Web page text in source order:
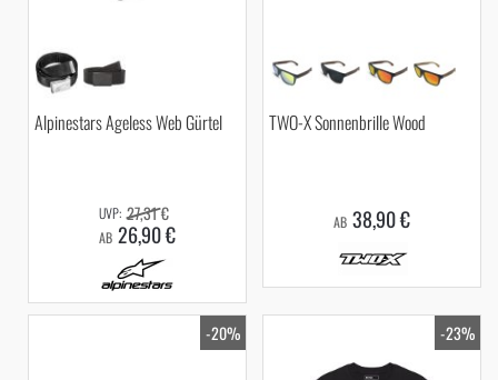
Alpinestars Ageless Web Gürtel
AB 26,90 €
27,31 €
TWO-X Sonnenbrille Wood
AB 38,90 €
-20% -23%